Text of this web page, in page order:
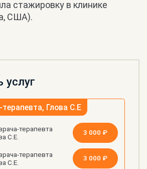
стажировку в клинике
США).
услуг
Глова С.Е
терапевта
С.Е.
3 000 ₽
терапевта
С.Е.
3 000 ₽